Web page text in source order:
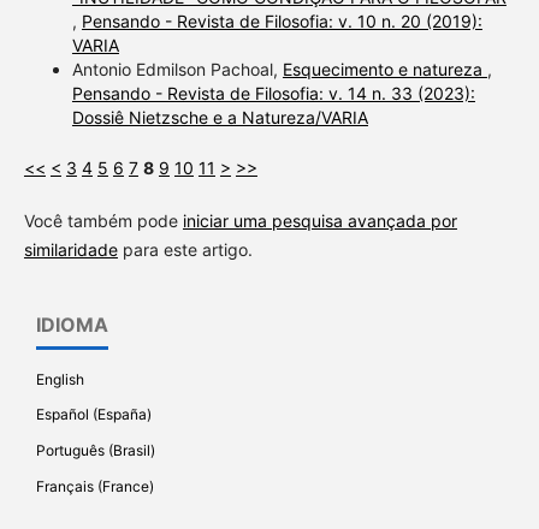
, Pensando - Revista de Filosofia: v. 10 n. 20 (2019):
VARIA
Antonio Edmilson Pachoal, Esquecimento e natureza ,
Pensando - Revista de Filosofia: v. 14 n. 33 (2023):
Dossiê Nietzsche e a Natureza/VARIA
<< < 3 4 5 6 7 8 9 10 11 > >>
Você também pode iniciar uma pesquisa avançada por
similaridadepara este artigo.
IDIOMA
English
Español (España)
Português (Brasil)
Français (France)